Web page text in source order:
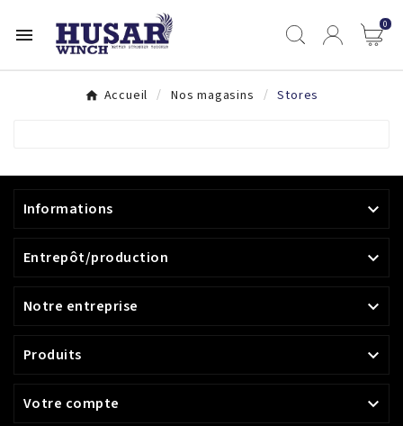
 0
Accueil Nos magasins Stores
Informations 
Entrepôt/production 
Notre entreprise 
Produits 
Votre compte 